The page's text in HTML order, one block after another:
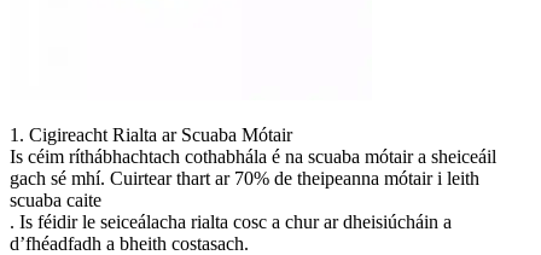
1. Cigireacht Rialta ar Scuaba Mótair
Is céim ríthábhachtach cothabhála é na scuaba mótair a sheiceáil
gach sé mhí. Cuirtear thart ar 70% de theipeanna mótair i leith
scuaba caite
. Is féidir le seiceálacha rialta cosc ​​a chur ar dheisiúcháin a
d’fhéadfadh a bheith costasach.